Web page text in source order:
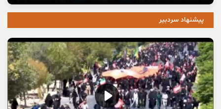
پیشنهاد سردبیر